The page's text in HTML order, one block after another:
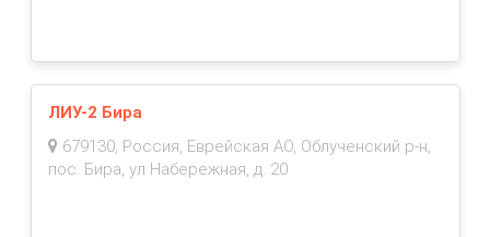
ЛИУ-2 Бира
679130, Россия, Еврейская АО, Облученский р-н,
пос. Бира, ул Набережная, д. 20